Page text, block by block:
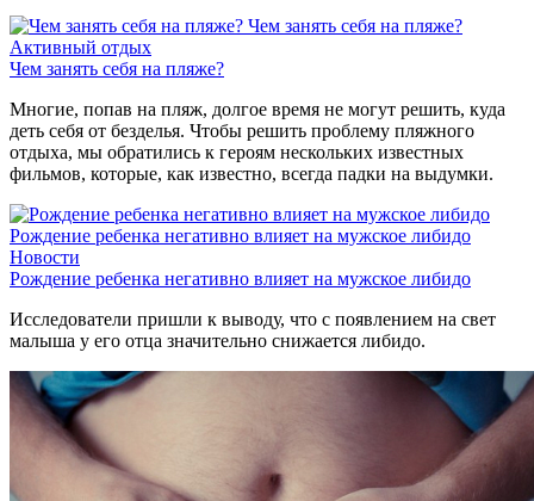
Чем занять себя на пляже?
Активный отдых
Чем занять себя на пляже?
Многие, попав на пляж, долгое время не могут решить, куда
деть себя от безделья. Чтобы решить проблему пляжного
отдыха, мы обратились к героям нескольких известных
фильмов, которые, как известно, всегда падки на выдумки.
Рождение ребенка негативно влияет на мужское либидо
Новости
Рождение ребенка негативно влияет на мужское либидо
Исследователи пришли к выводу, что с появлением на свет
малыша у его отца значительно снижается либидо.